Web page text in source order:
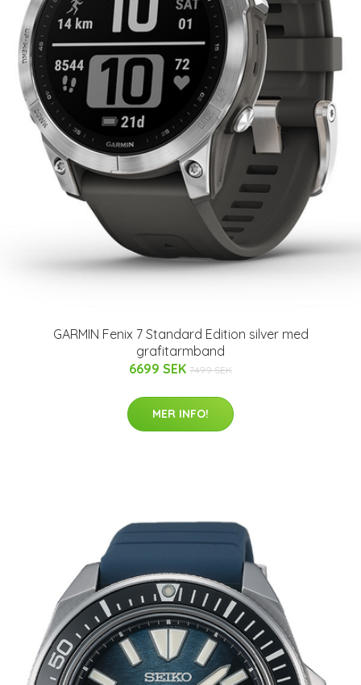
GARMIN Fenix 7 Standard Edition silver med
grafitarmband
6699 SEK 7499 SEK
MER INFO!